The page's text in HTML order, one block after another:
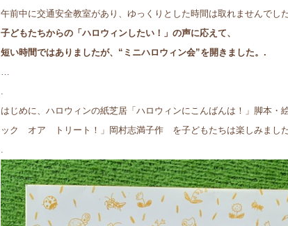
午前中に交通安全教室があり、ゆっくりとした時間は取れませんでした
子どもたちからの「ハロウィンしたい！」の声に応えて、
短い時間ではありましたが、“ミニハロウィン会”を開きました。.
…
.
はじめに、ハロウィンの紙芝居「ハロウィンにこんばんは！」脚本
ック オア トリート！」岡村志満子作 を子どもたちは楽しみました
.